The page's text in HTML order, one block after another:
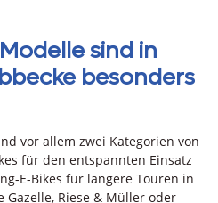
sind in
besonders
vor allem zwei Kategorien von
für den entspannten Einsatz
E-Bikes für längere Touren in
Riese & Müller oder